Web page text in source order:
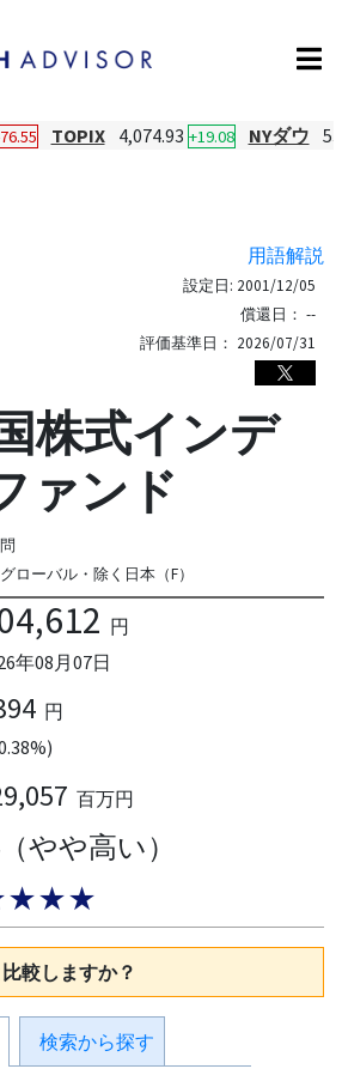
TOPIX 4,074.93 +19.08 NYダウ
用語解説
設定日: 2001/12/05
償還日： --
評価基準日： 2026/07/31
株式インデ
ァンド
ローバル・除く日本（F）
円
年08月07日
円
百万円
やや高い）
較しますか？
検索から探す